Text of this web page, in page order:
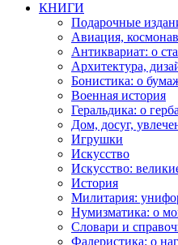
КНИГИ
Подарочные
Авиация,
Антиквариат: о
Архитектура,
Бонистика: о
Военная история
Геральдика: о
Дом, досуг,
Игрушки
Искусство
Искусство:
История
Милитария:
Нумизматика: о
Словари и
Фалеристика: о